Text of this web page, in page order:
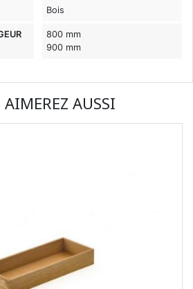
Bois
800 mm
900 mm
AIMEREZ AUSSI